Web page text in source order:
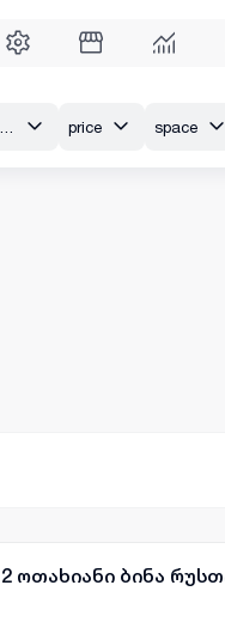
price space
ოთახიანი ბინა